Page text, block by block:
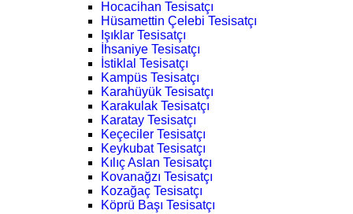
Hocacihan Tesisatçı
Hüsamettin Çelebi Tesisatçı
Işıklar Tesisatçı
İhsaniye Tesisatçı
İstiklal Tesisatçı
Kampüs Tesisatçı
Karahüyük Tesisatçı
Karakulak Tesisatçı
Karatay Tesisatçı
Keçeciler Tesisatçı
Keykubat Tesisatçı
Kılıç Aslan Tesisatçı
Kovanağzı Tesisatçı
Kozağaç Tesisatçı
Köprü Başı Tesisatçı